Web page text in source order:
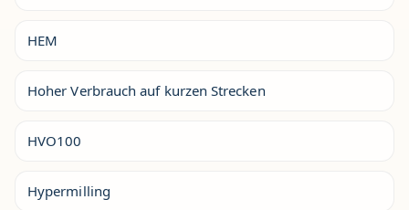
HEM
Hoher Verbrauch auf kurzen Strecken
HVO100
Hypermilling